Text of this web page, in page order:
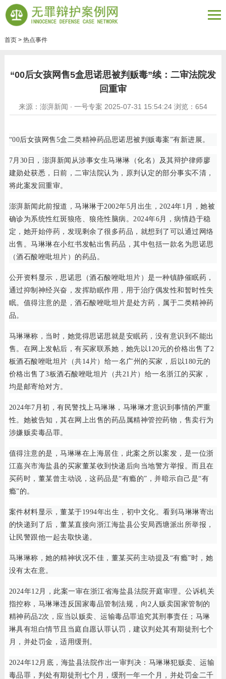
首页> 热点事件
“00后女孩网售5盒思诺思被判贩毒”续：二审法院发
回重审
来源：澎湃新闻 ∙ 一号专案 2025-07-31 15:54:24 浏览： 654
“00后女孩网售5盒二类精神药品思诺思被判贩毒案”有新进展。
7月30日，澎湃新闻从涉事女生马琳琳（化名）及其辩护律师廖
建勋处获悉，日前，二审法院认为，原判认定的部分事实不清，
将此案发回重审。
澎湃新闻此前报道，马琳琳于2002年5月出生，2024年1月，她被
确诊为系统性红斑狼疮、狼疮性脑病。2024年6月，病情趋于稳
定，她开始停药，发现剩余了很多药品，就想到了可以通过网络
出售。马琳琳在小红书发帖出售药品，其中包括一款名为思诺思
（酒石酸唑吡坦片）的药品。
公开资料显示，思诺思（酒石酸唑吡坦片）是一种镇静催眠药，
通过抑制神经兴奋，发挥助眠作用，用于治疗偶发性和暂时性失
眠。值得注意的是，酒石酸唑吡坦片是处方药，属于二类精神药
品。
马琳琳称，当时，她觉得思诺思就是安眠药，没有意识到不能出
售。在网上发帖后，有买家联系她，她先以120元的价格出售了2
板酒石酸唑吡坦片（共14片）给一名广州的买家，后以180元的
价格出售了3板酒石酸唑吡坦片（共21片）给一名浙江的买家，
均是邮寄给对方。
2024年7月初，有民警找上马琳琳，马琳琳才意识到事情的严重
性。她被告知，其在网上出售的药品属精神管控药物，售卖行为
涉嫌贩卖毒品罪。
值得注意的是，马琳琳在上海居住，此案之所以案发，是一位浙
江嘉兴市海盐县的买家董某收到快递后向当地警方举报。而且在
买药时，董某曾主动说，这药品是“有瘾的”，并暗示自己是“有
瘾”的。
案件材料显示，董某于1994年出生，初中文化。看到马琳琳寄出
的快递到了后，董某直接向浙江海盐县公安局西塘派出所举报，
让民警跟他一起去取快递。
马琳琳称，她的精神状况不佳，董某买药主动提及“有瘾”时，她
没有太在意。
2024年12月，此案一审在浙江省海盐县法院开庭审理。公诉机关
指控称，马琳琳违反国家毒品管制法规，向2人贩卖国家管制的
精神药品2次，应当以贩卖、运输毒品罪追究其刑事责任；马琳
琳具有坦白情节且当庭自愿认罪认罚，建议判处其有期徒刑七个
月，并处罚金，适用缓刑。
2024年12月底，海盐县法院作出一审判决：马琳琳犯贩卖、运输
毒品罪，判处有期徒刑七个月，缓刑一年一个月，并处罚金二千